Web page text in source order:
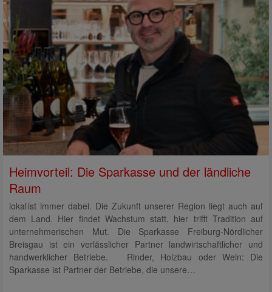
Heimvorteil: Die Sparkasse und der ländliche
Raum
lokal ist immer dabei. Die Zukunft unserer Region liegt auch auf
dem Land. Hier findet Wachstum statt, hier trifft Tradition auf
unternehmerischen Mut. Die Sparkasse Freiburg-Nördlicher
Breisgau ist ein verlässlicher Partner landwirtschaftlicher und
handwerklicher Betriebe. Rinder, Holzbau oder Wein: Die
Sparkasse ist Partner der Betriebe, die unsere…